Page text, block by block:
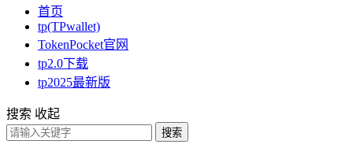
首页
tp(TPwallet)
TokenPocket官网
tp2.0下载
tp2025最新版
搜索 收起
搜索